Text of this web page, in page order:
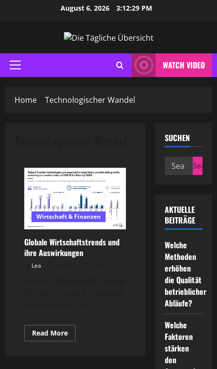
August 6, 2026 3:12:29 PM
Primary
Menu
WATCH VIDEO
Home Technologischer Wandel
Wirtschaft & Finanzen
Globale Wirtschaftstrends und
ihre Auswirkungen
Lea
Read MoreRead
more
SUCHEN
Search
AKTUELLE
BEITRÄGE
Welche
Methoden
erhöhen
die Qualität
betrieblicher
Abläufe?
Welche
Faktoren
stärken
den